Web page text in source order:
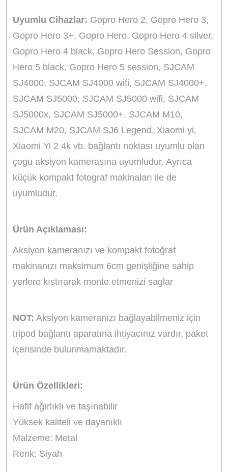
Uyumlu Cihazlar: Gopro Hero 2, Gopro Hero 3,
Gopro Hero 3+, Gopro Hero, Gopro Hero 4 silver,
Gopro Hero 4 black, Gopro Hero Session, Gopro
Hero 5 black, Gopro Hero 5 session, SJCAM
SJ4000, SJCAM SJ4000 wifi, SJCAM SJ4000+,
SJCAM SJ5000, SJCAM SJ5000 wifi, SJCAM
SJ5000x, SJCAM SJ5000+, SJCAM M10,
SJCAM M20, SJCAM SJ6 Legend, Xiaomi yi,
Xiaomi Yi 2 4k vb. bağlantı noktası uyumlu olan
çogu aksiyon kamerasına uyumludur. Ayrıca
küçük kompakt fotograf makinaları ile de
uyumludur.
Ürün Açıklaması:
Aksiyon kameranızı ve kompakt fotoğraf
makinanızı maksimum 6cm genişliğine sahip
yerlere kıstırarak monte etmenizi saglar
NOT: Aksiyon kameranızı bağlayabilmeniz için
tripod bağlantı aparatına ihtiyacınız vardır, paket
içerisinde bulunmamaktadır.
Ürün Özellikleri:
Hafif ağırlıklı ve taşınabilir
Yüksek kaliteli ve dayanıklı
Malzeme: Metal
Renk: Siyah